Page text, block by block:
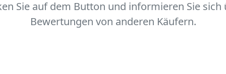
Sie auf dem Button und informieren Sie sich
Bewertungen von anderen Käufern.